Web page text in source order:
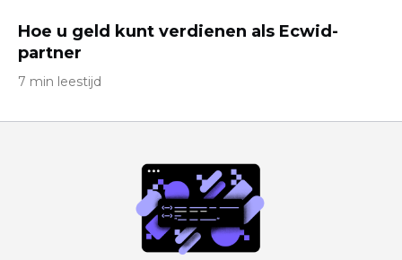
Hoe u geld kunt verdienen als Ecwid-
partner
7 min leestijd